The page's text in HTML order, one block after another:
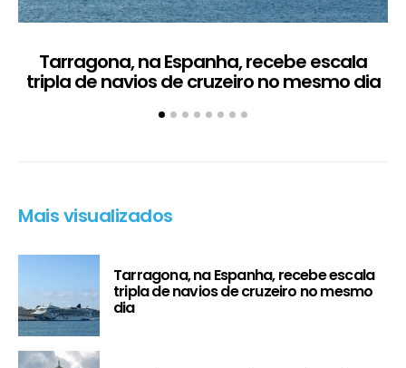
Tarragona, na Espanha, recebe escala
tripla de navios de cruzeiro no mesmo dia
Mais visualizados
Tarragona, na Espanha, recebe escala
tripla de navios de cruzeiro no mesmo
dia